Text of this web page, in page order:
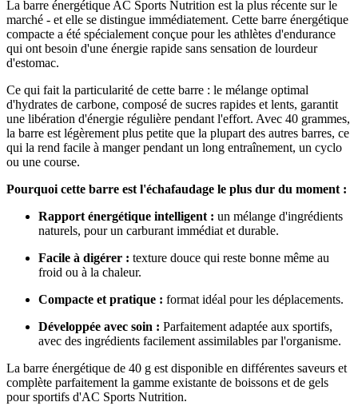
Cette
option
peut
être
sélectionnée
sur
la
page
du
produit
La barre énergétique AC Sports Nutrition est la plus récente sur le
marché - et elle se distingue immédiatement. Cette barre énergétique
compacte a été spécialement conçue pour les athlètes d'endurance
qui ont besoin d'une énergie rapide sans sensation de lourdeur
d'estomac.
Ce qui fait la particularité de cette barre : le mélange optimal
d'hydrates de carbone, composé de sucres rapides et lents, garantit
une libération d'énergie régulière pendant l'effort. Avec 40 grammes,
la barre est légèrement plus petite que la plupart des autres barres, ce
qui la rend facile à manger pendant un long entraînement, un cyclo
ou une course.
Pourquoi cette barre est l'échafaudage le plus dur du moment :
Rapport énergétique intelligent : un mélange d'ingrédients
naturels, pour un carburant immédiat et durable.
Facile à digérer : texture douce qui reste bonne même au
froid ou à la chaleur.
Compacte et pratique : format idéal pour les déplacements.
Développée avec soin : Parfaitement adaptée aux sportifs,
avec des ingrédients facilement assimilables par l'organisme.
La barre énergétique de 40 g est disponible en différentes saveurs et
complète parfaitement la gamme existante de boissons et de gels
pour sportifs d'AC Sports Nutrition.